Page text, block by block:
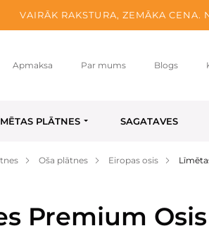
VAIRĀK RAKSTURA, ZEMĀKA CENA.
Apmaksa Par mums Blogs
PLĀTNES SAGATAVES
Oša plātnes Eiropas osis
Premium